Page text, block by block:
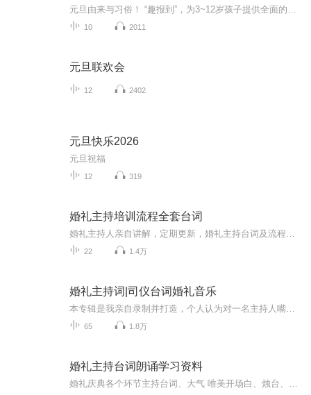
10 2011
元旦联欢会
12 2402
元旦快乐2026
元旦祝福
12 319
婚礼主持培训流程全套台词
22 1.4万
婚礼主持词|司仪台词婚礼音乐
65 1.8万
婚礼主持台词朗诵学习资料